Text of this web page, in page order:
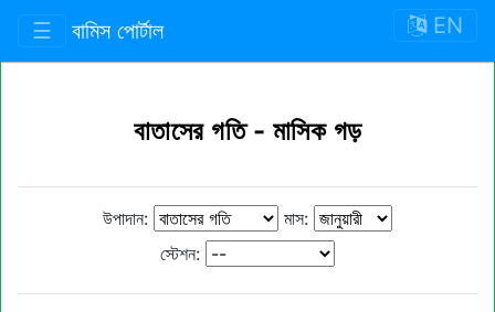
☰ বামিস পোর্টাল EN
বাতাসের গতি - মাসিক গড়
উপাদান:
মাস:
স্টেশন: